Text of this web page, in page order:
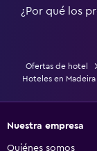
¿Por qué los
Ofertas de hotel
Hoteles en Madeira
Nuestra empresa
Quiénes somos